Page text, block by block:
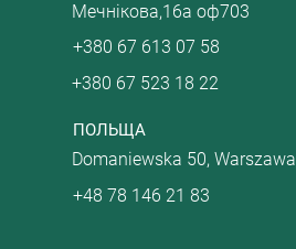
ПОЛЬЩА
+380 67 613 07 58
Мечнікова,16а оф703
+380 67 523 18 22
Domaniewska 50, Warszawa
+48 78 146 21 83